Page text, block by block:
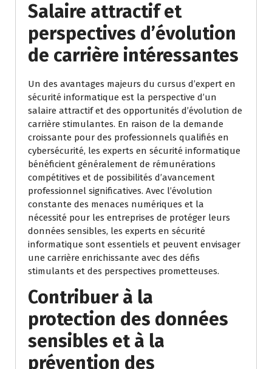
Salaire attractif et
perspectives d’évolution
de carrière intéressantes
Un des avantages majeurs du cursus d’expert en
sécurité informatique est la perspective d’un
salaire attractif et des opportunités d’évolution de
carrière stimulantes. En raison de la demande
croissante pour des professionnels qualifiés en
cybersécurité, les experts en sécurité informatique
bénéficient généralement de rémunérations
compétitives et de possibilités d’avancement
professionnel significatives. Avec l’évolution
constante des menaces numériques et la
nécessité pour les entreprises de protéger leurs
données sensibles, les experts en sécurité
informatique sont essentiels et peuvent envisager
une carrière enrichissante avec des défis
stimulants et des perspectives prometteuses.
Contribuer à la
protection des données
sensibles et à la
prévention des